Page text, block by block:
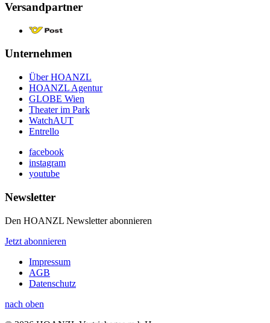
Versandpartner
Unternehmen
Über HOANZL
HOANZL Agentur
GLOBE Wien
Theater im Park
WatchAUT
Entrello
facebook
instagram
youtube
Newsletter
Den HOANZL Newsletter abonnieren
Jetzt abonnieren
Impressum
AGB
Datenschutz
nach oben